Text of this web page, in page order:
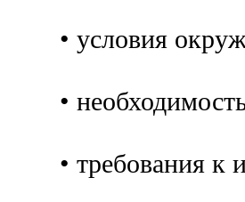
• условия
•
• требования к